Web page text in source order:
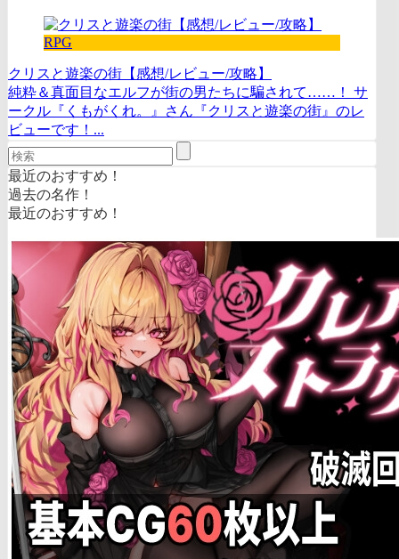
RPG
クリスと遊楽の街【感想/レビュー/攻略】
純粋＆真面目なエルフが街の男たちに騙されて……！ サ
ークル『くもがくれ。』さん『クリスと遊楽の街』のレ
ビューです！...
最近のおすすめ！
過去の名作！
最近のおすすめ！